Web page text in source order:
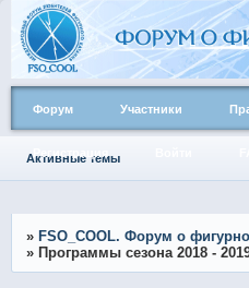
Форум Участники
Активные темы
» FSO_COOL. Форум о
» Программы сезона 2018 -